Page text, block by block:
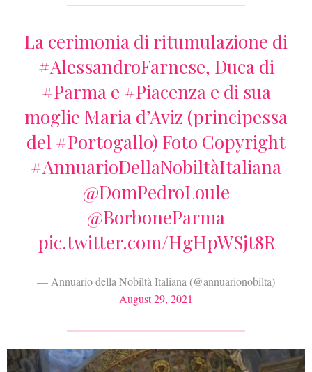
La cerimonia di ritumulazione di
#AlessandroFarnese, Duca di
#Parmae #Piacenzae di sua
moglie Maria d’Aviz (principessa
del #Portogallo) Foto Copyright
#AnnuarioDellaNobiltàItaliana
@DomPedroLoule
@BorboneParma
pic.twitter.com/HgHpWSjt8R
— Annuario della Nobiltà Italiana (@annuarionobilta)
August 29, 2021